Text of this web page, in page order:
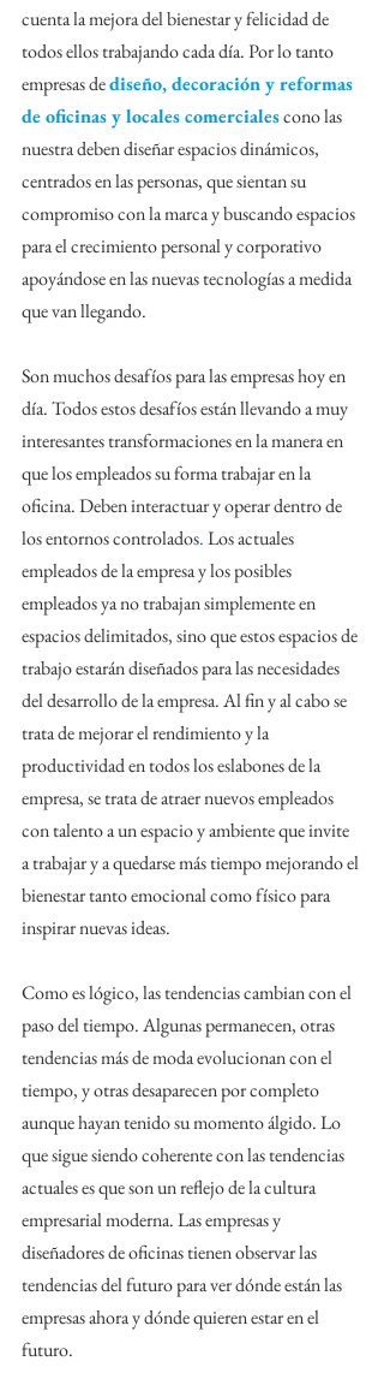
cuenta la mejora del bienestar y felicidad de
todos ellos trabajando cada día. Por lo tanto
empresas de diseño, decoración y reformas
de oficinas y locales comerciales cono las
nuestra deben diseñar espacios dinámicos,
centrados en las personas, que sientan su
compromiso con la marca y buscando espacios
para el crecimiento personal y corporativo
apoyándose en las nuevas tecnologías a medida
que van llegando.
Son muchos desafíos para las empresas hoy en
día. Todos estos desafíos están llevando a muy
interesantes transformaciones en la manera en
que los empleados su forma trabajar en la
oficina. Deben interactuar y operar dentro de
los entornos controlados. Los actuales
empleados de la empresa y los posibles
empleados ya no trabajan simplemente en
espacios delimitados, sino que estos espacios de
trabajo estarán diseñados para las necesidades
del desarrollo de la empresa. Al fin y al cabo se
trata de mejorar el rendimiento y la
productividad en todos los eslabones de la
empresa, se trata de atraer nuevos empleados
con talento a un espacio y ambiente que invite
a trabajar y a quedarse más tiempo mejorando el
bienestar tanto emocional como físico para
inspirar nuevas ideas.
Como es lógico, las tendencias cambian con el
paso del tiempo. Algunas permanecen, otras
tendencias más de moda evolucionan con el
tiempo, y otras desaparecen por completo
aunque hayan tenido su momento álgido. Lo
que sigue siendo coherente con las tendencias
actuales es que son un reflejo de la cultura
empresarial moderna. Las empresas y
diseñadores de oficinas tienen observar las
tendencias del futuro para ver dónde están las
empresas ahora y dónde quieren estar en el
futuro.